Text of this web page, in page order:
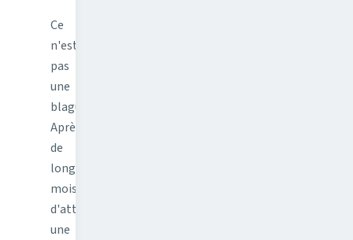
Ce
n'est
pas
une
blague.
Après
de
longs
mois
d'attentes,
une